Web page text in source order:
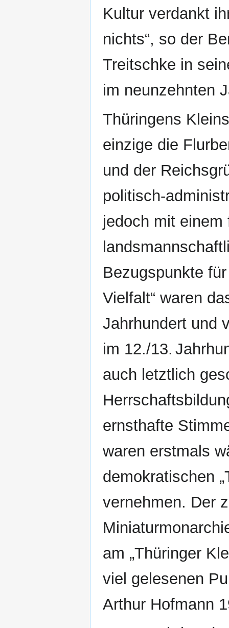
Kultur verdankt
nichts“, so der
Treitschke in
im neunzehnten
Thüringens
einzige die
und der
politisch-
jedoch mit
Bezugspunkte
Vielfalt“ waren
Jahrhundert und
im 12./13.
auch letztlich
ernsthafte
waren erstmals
demokratischen
vernehmen. Der
am „Thüringer
viel gelesenen
Arthur Hofmann